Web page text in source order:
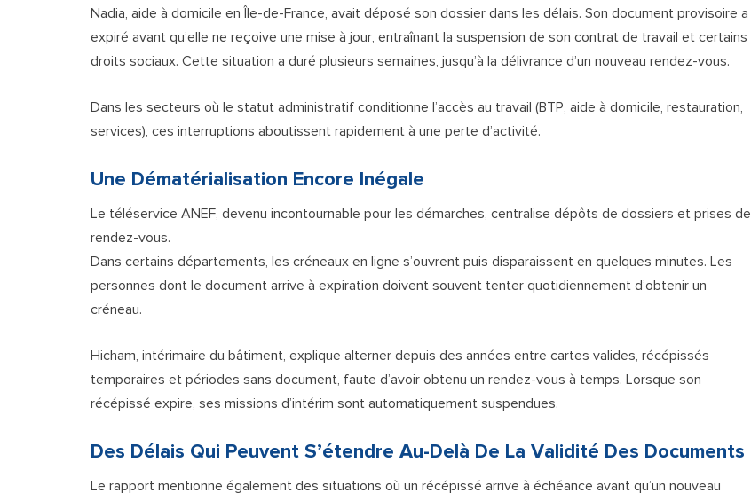
Nadia, aide à domicile en Île-de-France, avait déposé son dossier dans les délais. Son document provisoire a
expiré avant qu’elle ne reçoive une mise à jour, entraînant la suspension de son contrat de travail et certains
droits sociaux. Cette situation a duré plusieurs semaines, jusqu’à la délivrance d’un nouveau rendez-vous.
Dans les secteurs où le statut administratif conditionne l’accès au travail (BTP, aide à domicile, restauration,
services), ces interruptions aboutissent rapidement à une perte d’activité.
Une Dématérialisation Encore Inégale
Le téléservice ANEF, devenu incontournable pour les démarches, centralise dépôts de dossiers et prises de
rendez-vous.
Dans certains départements, les créneaux en ligne s’ouvrent puis disparaissent en quelques minutes. Les
personnes dont le document arrive à expiration doivent souvent tenter quotidiennement d’obtenir un
créneau.
Hicham, intérimaire du bâtiment, explique alterner depuis des années entre cartes valides, récépissés
temporaires et périodes sans document, faute d’avoir obtenu un rendez-vous à temps. Lorsque son
récépissé expire, ses missions d’intérim sont automatiquement suspendues.
Des Délais Qui Peuvent S’étendre Au-Delà De La Validité Des Documents
Le rapport mentionne également des situations où un récépissé arrive à échéance avant qu’un nouveau